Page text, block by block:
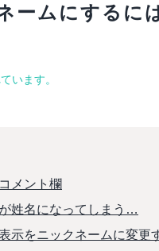
ームにするに
います。
メント欄
姓名になってしまう…
示をニックネームに変更